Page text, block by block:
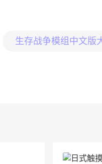
生存战争模组中文版